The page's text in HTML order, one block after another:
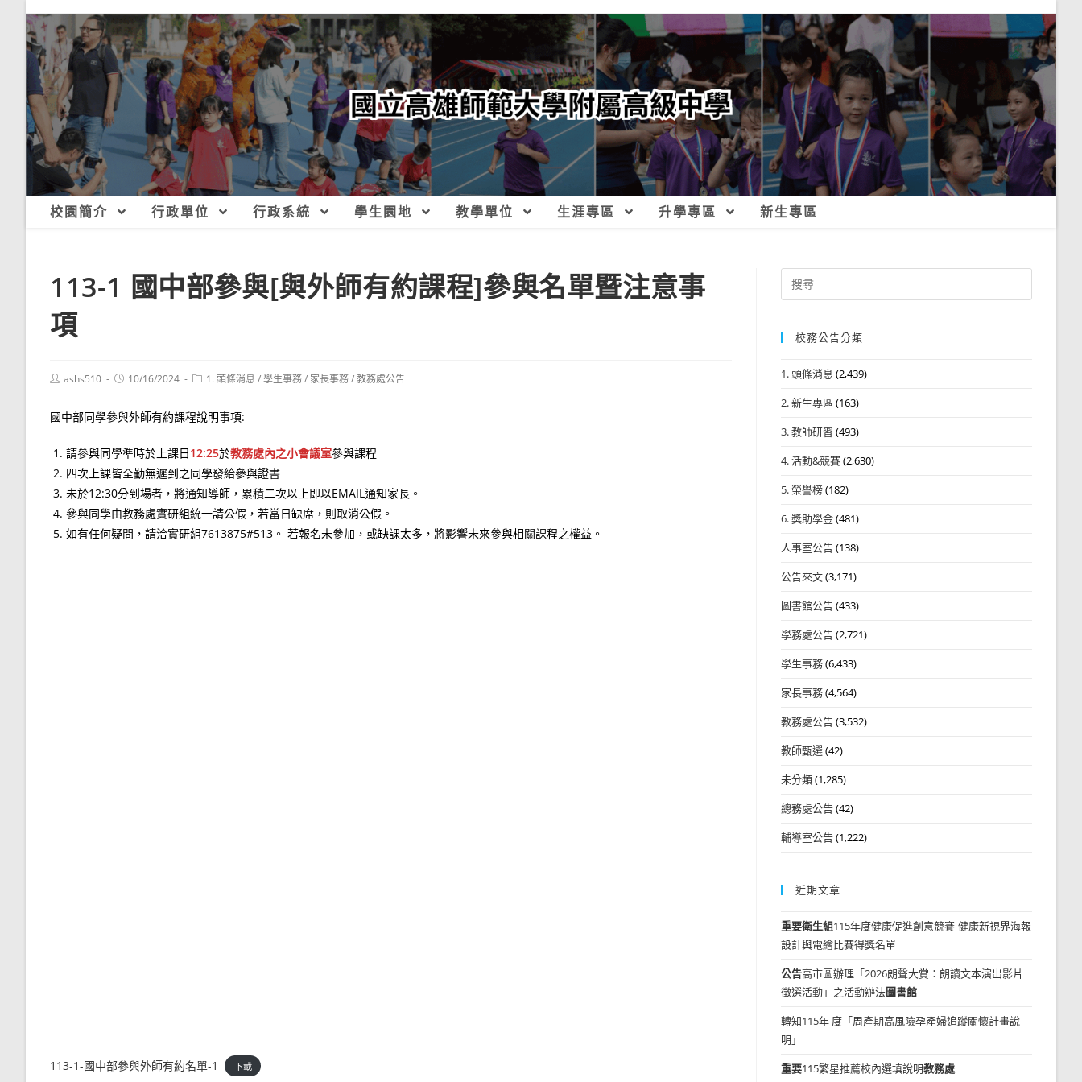
校園簡介 行政單位 行政系統 學生園地 教學單位 生涯專區 升學專區 新生專區
113-1 國中部參與[與外師有約課程]參與名單暨注意事
項
Postashs510
Post10/16/2024
Post1. 頭條消息 /學生事務/ 家長事務/教務處公告
國中部同學參與外師有約課程說明事項:
請參與同學準時於上課日12:25於教務處內之小會議室參與課程
四次上課皆全勤無遲到之同學發給參與證書
未於12:30分到場者，將通知導師，累積二次以上即以EMAIL通知家長。
參與同學由教務處實研組統一請公假，若當日缺席，則取消公假。
如有任何疑問，請洽實研組7613875#513。 若報名未參加，或缺課太多，將影響未來參與相關課程之權益。
113-1-國中部參與外師有約名單-1 下載
Search
for:
校務公告分類
1. 頭條消息 (2,439)
2. 新生專區 (163)
3. 教師研習 (493)
4. 活動&競賽(2,630)
5. 榮譽榜(182)
6. 獎助學金(481)
人事室公告(138)
公告來文(3,171)
圖書館公告(433)
學務處公告(2,721)
學生事務(6,433)
家長事務(4,564)
教務處公告(3,532)
教師甄選(42)
未分類(1,285)
總務處公告(42)
輔導室公告(1,222)
近期文章
重要衛生組115年度健康促進創意競賽-健康新視界海報
設計與電繪比賽得獎名單
公告高市圖辦理「2026朗聲大賞：朗讀文本演出影片
徵選活動」之活動辦法圖書館
轉知115年 度「周產期高風險孕產婦追蹤關懷計畫說
明」
重要115繁星推薦校內選填說明教務處